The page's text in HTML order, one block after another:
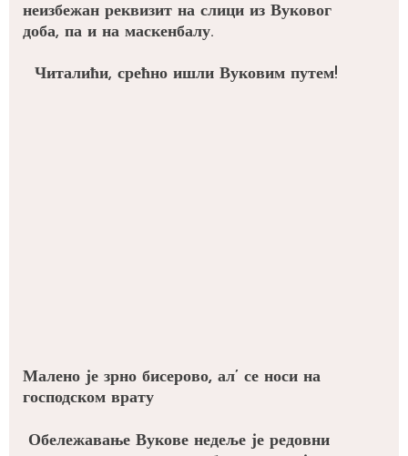
неизбежан реквизит на слици из Вуковог
доба, па и на маскенбалу.
Читалићи, срећно ишли Вуковим путем!
Малено је зрно бисерово, ал’ се носи на
господском врату
Обележавање Вукове недеље је редовни